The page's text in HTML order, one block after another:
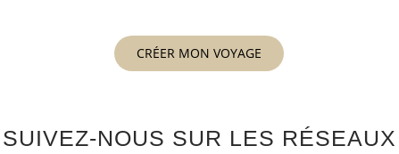
CRÉER MON VOYAGE
SUIVEZ-NOUS SUR LES RÉSEAUX